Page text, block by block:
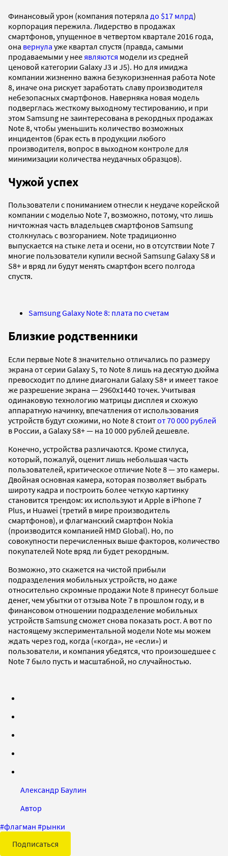
Финансовый урон (компания потеряла до $17 млрд)
корпорация пережила. Лидерство в продажах
смартфонов, упущенное в четвертом квартале 2016 года,
она вернула уже квартал спустя (правда, самыми
продаваемыми у нее являются модели из средней
ценовой категории Galaxy J3 и J5). Но для имиджа
компании жизненно важна безукоризненная работа Note
8, иначе она рискует заработать славу производителя
небезопасных смартфонов. Наверняка новая модель
подверглась жесткому выходному тестированию, и при
этом Samsung не заинтересована в рекордных продажах
Note 8, чтобы уменьшить количество возможных
инцидентов (брак есть в продукции любого
производителя, вопрос в выходном контроле для
минимизации количества неудачных образцов).
Чужой успех
Пользователи с пониманием отнесли к неудаче корейской
компании с моделью Note 7, возможно, потому, что лишь
ничтожная часть владельцев смартфонов Samsung
столкнулась с возгоранием. Note традиционно
выпускается на стыке лета и осени, но в отсутствии Note 7
многие пользователи купили весной Samsung Galaxy S8 и
S8+ и вряд ли будут менять смартфон всего полгода
спустя.
Samsung Galaxy Note 8: плата по счетам
Близкие родственники
Если первые Note 8 значительно отличались по размеру
экрана от серии Galaxy S, то Note 8 лишь на десятую дюйма
превосходит по длине диагонали Galaxy S8+ и имеет такое
же разрешение экрана — 2960x1440 точек. Учитывая
одинаковую технологию матрицы дисплея и схожую
аппаратную начинку, впечатления от использования
устройств будут схожими, но Note 8 стоитот 70 000 рублей
в России, а Galaxy S8+ — на 10 000 рублей дешевле.
Конечно, устройства различаются. Кроме стилуса,
который, пожалуй, оценит лишь небольшая часть
пользователей, критическое отличие Note 8 — это камеры.
Двойная основная камера, которая позволяет выбрать
широту кадра и построить более четкую картинку
становится трендом: их используют и Apple в iPhone 7
Plus, и Huawei (третий в мире производитель
смартфонов), и флагманский смартфон Nokia
(производится компанией HMD Global). Но, по
совокупности перечисленных выше факторов, количество
покупателей Note вряд ли будет рекордным.
Возможно, это скажется на чистой прибыли
подразделения мобильных устройств, но даже
относительно скромные продажи Note 8 принесут больше
денег, чем убытки от отзыва Note 7 в прошлом году, и в
финансовом отношении подразделение мобильных
устройств Samsung сможет снова показать рост. А вот по
настоящему экспериментальной модели Note мы можем
ждать через год, когда («когда», не «если») и
пользователи, и компания убедятся, что произошедшее с
Note 7 было пусть и масштабной, но случайностью.
Александр Баулин
Автор
#флагман #рынки
Подписаться